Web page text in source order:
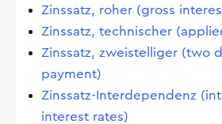
Zinssatz, roher (gross
Zinssatz, technischer
Zinssatz, zweistelliger (two
payment)
Zinssatz-Interdependenz
interest rates)